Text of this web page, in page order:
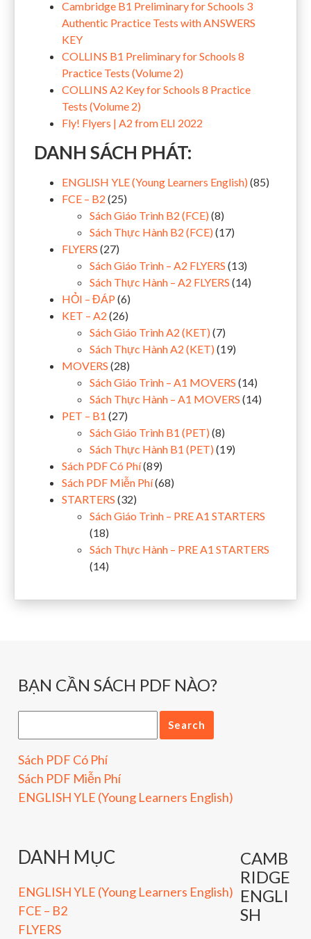
Cambridge B1 Preliminary for Schools 3
Authentic Practice Tests with ANSWERS
KEY
COLLINS B1 Preliminary for Schools 8
Practice Tests (Volume 2)
COLLINS A2 Key for Schools 8 Practice
Tests (Volume 2)
Fly! Flyers | A2 from ELI 2022
DANH SÁCH PHÁT:
ENGLISH YLE (Young Learners English) (85)
FCE – B2 (25)
Sách Giáo Trình B2 (FCE) (8)
Sách Thực Hành B2 (FCE) (17)
FLYERS (27)
Sách Giáo Trình – A2 FLYERS (13)
Sách Thực Hành – A2 FLYERS (14)
HỎI – ĐÁP (6)
KET – A2 (26)
Sách Giáo Trình A2 (KET) (7)
Sách Thực Hành A2 (KET) (19)
MOVERS (28)
Sách Giáo Trình – A1 MOVERS (14)
Sách Thực Hành – A1 MOVERS (14)
PET – B1 (27)
Sách Giáo Trình B1 (PET) (8)
Sách Thực Hành B1 (PET) (19)
Sách PDF Có Phí(89)
Sách PDF Miễn Phí(68)
STARTERS (32)
Sách Giáo Trình – PRE A1 STARTERS
(18)
Sách Thực Hành – PRE A1 STARTERS
(14)
BẠN CẦN SÁCH PDF NÀO?
Sách PDF Có Phí
Sách PDF Miễn Phí
ENGLISH YLE (Young Learners English)
DANH MỤC
ENGLISH YLE (Young Learners English)
FCE – B2
FLYERS
CAMB
RIDGE
ENGLI
SH